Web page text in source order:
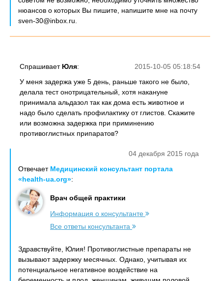
нюансов о которых Вы пишите, напишите мне на почту
sven-30@inbox.ru.
2015-10-05 05:18:54
Спрашивает Юля:
У меня задержа уже 5 день, раньше такого не было,
делала тест онотрицательный, хотя накануне
принимала альдазол так как дома есть животное и
надо было сделать профилактику от глистов. Скажите
или возможна задержка при приминению
противоглистных припаратов?
04 декабря 2015 года
Отвечает Медицинский консультант портала
«health-ua.org»:
Врач общей практики
Информация о консультанте
Все ответы консультанта
Здравствуйте, Юлия! Противоглистные препараты не
вызывают задержку месячных. Однако, учитывая их
потенциальное негативное воздействие на